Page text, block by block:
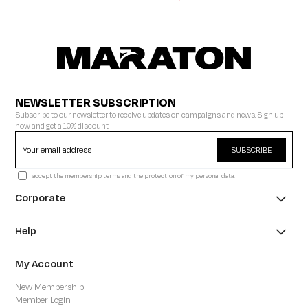
NEWSLETTER SUBSCRIPTION
Subscribe to our newsletter to receive updates on campaigns and news. Sign up
now and get a 10% discount.
SUBSCRIBE
I accept the membership terms and the protection of my personal data.
Corporate
Help
My Account
New Membership
Member Login